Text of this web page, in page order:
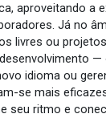
aproveitando a
Já no
livres ou
—
idioma ou
se mais
seu ritmo e